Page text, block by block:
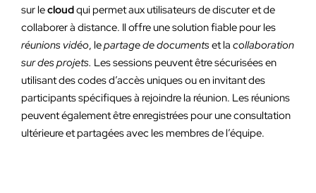
sur lecloudqui permet aux utilisateurs de discuter et de
collaborer à distance. Il offre une solution fiable pour les
réunions vidéo, lepartage de documentset la collaboration
sur des projets. Les sessions peuvent être sécurisées en
utilisant des codes d’accès uniques ou en invitant des
participants spécifiques à rejoindre la réunion. Les réunions
peuvent également être enregistrées pour une consultation
ultérieure et partagées avec les membres de l’équipe.